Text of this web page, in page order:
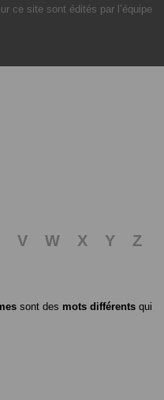
ce site sont édités par l’équipe
V W X Y
Z
sont des mots différents qui